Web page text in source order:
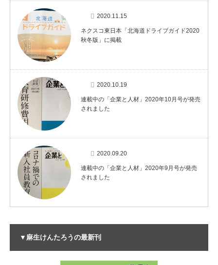
2020.11.15
ネクスコ東日本「北海道ドライブガイド2020
秋冬版」に掲載
2020.10.19
連載中の「企業と人材」2020年10月号が発売
されました
2020.09.20
連載中の「企業と人材」2020年9月号が発売
されました
▼麻生けんたろうの最新刊